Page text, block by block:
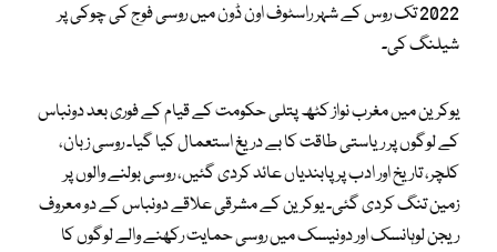
2022 تک روس کے شہر راسٹوف اون ڈون میں روسی فوج کی چوکی پر
شیلنگ کی۔
یوکرین میں مغرب نواز کٹھ پتلی حکومت کے قیام کے فوری بعد دونباس
کے لوگوں پر ریاستی طاقت کا بے دریغ استعمال کیا گیا۔ روسی زبان،
کلچر، تاریخ اور ادب پر پابندیاں عائد کردی گئیں، روسی بولنے والوں پر
زمین تنگ کردی گئی۔ یوکرین کے مشرقی علاقے دونباس کے دو معروف
ریجن لوہانسک اور دونیسک میں روسی حمایت رکھنے والے لوگوں کا